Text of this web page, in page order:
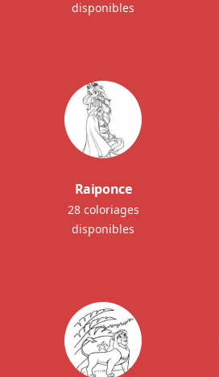
disponibles
Raiponce
28 coloriages
disponibles